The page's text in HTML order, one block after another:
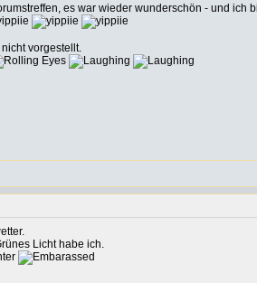
es war wieder wunderschön - und ich
vorgestellt.
Licht habe ich.